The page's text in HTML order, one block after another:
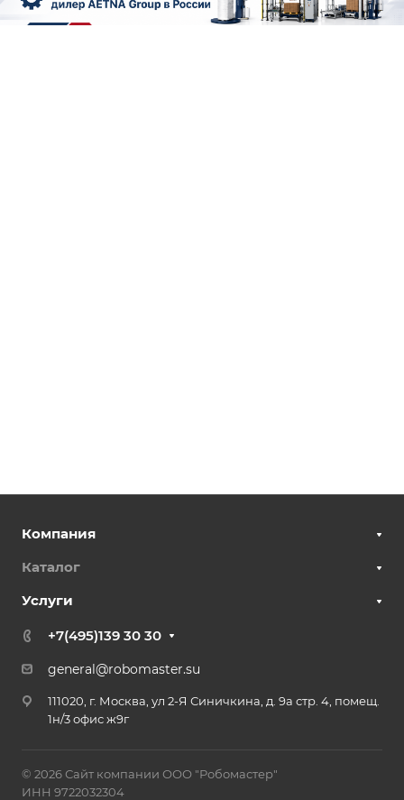
Компания
Каталог
Услуги
+7(495)139 30 30
general@robomaster.su
111020, г. Москва, ул 2-Я Синичкина, д. 9а стр. 4, помещ.
1н/3 офис ж9г
© 2026 Сайт компании ООО "Робомастер"
ИНН 9722032304